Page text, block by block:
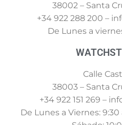
38002 – Santa
+34 922 288 200 –
De Lunes a
Calle
38003 – Santa
+34 922 151 269 –
De Lunes a Viernes: 9:30